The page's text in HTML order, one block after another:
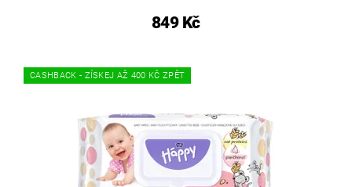
849 Kč
CASHBACK - ZÍSKEJ AŽ 400 KČ ZPĚT